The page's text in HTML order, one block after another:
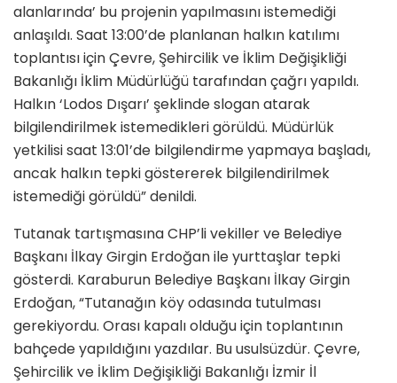
alanlarında’ bu projenin yapılmasını istemediği
anlaşıldı. Saat 13:00’de planlanan halkın katılımı
toplantısı için Çevre, Şehircilik ve İklim Değişikliği
Bakanlığı İklim Müdürlüğü tarafından çağrı yapıldı.
Halkın ‘Lodos Dışarı’ şeklinde slogan atarak
bilgilendirilmek istemedikleri görüldü. Müdürlük
yetkilisi saat 13:01’de bilgilendirme yapmaya başladı,
ancak halkın tepki göstererek bilgilendirilmek
istemediği görüldü” denildi.
Tutanak tartışmasına CHP’li vekiller ve Belediye
Başkanı İlkay Girgin Erdoğan ile yurttaşlar tepki
gösterdi. Karaburun Belediye Başkanı İlkay Girgin
Erdoğan, “Tutanağın köy odasında tutulması
gerekiyordu. Orası kapalı olduğu için toplantının
bahçede yapıldığını yazdılar. Bu usulsüzdür. Çevre,
Şehircilik ve İklim Değişikliği Bakanlığı İzmir İl